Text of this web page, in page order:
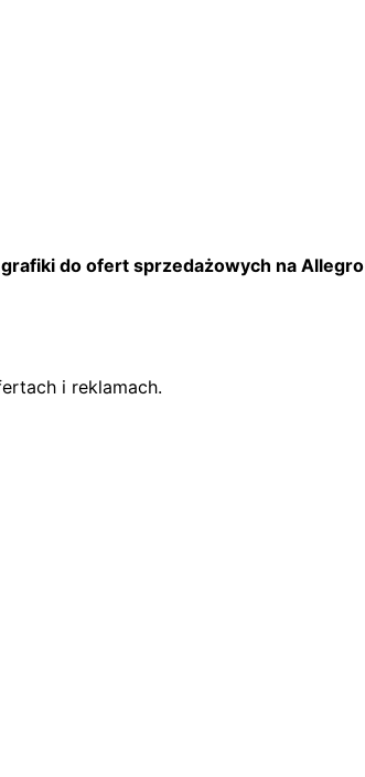
do ofert sprzedażowych na Allegro
i reklamach.